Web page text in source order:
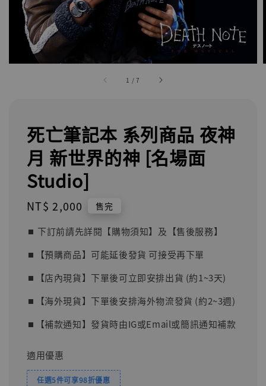
1 /7
死亡筆記本 系列商品 夜神
月 新世界的神 [名場面
Studio]
Regular
NT$ 2,000 售完
⏹︎ 下訂前請先詳閱【購物須知】及【售後服務】
⏹︎【預購商品】可能延後發貨 可接受再下單
⏹︎【店內現貨】下單後可立即安排出貨 (約1~3天)
⏹︎【海外現貨】下單後安排海外物流發貨 (約2~3週)
⏹︎【補款通知】發貨時由IG或Email或簡訊通知補款
適用優惠
任選5件可享98折優惠